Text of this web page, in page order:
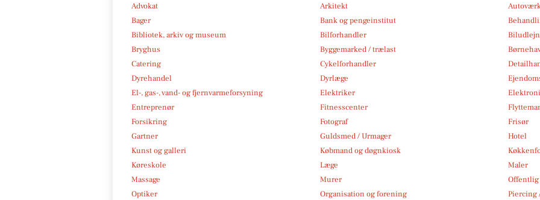
Advokat Arkitekt
Bager
Bank og pengeinstitut
Bibliotek, arkiv og museum
Bilforhandler
Bryghus
Byggemarked / trælast
Catering
Cykelforhandler
Dyrehandel
Dyrlæge
El-, gas-, vand- og fjernvarmeforsyning
Elektriker
Entreprenør
Fitnesscenter
Forsikring
Fotograf
Frisør
Gartner
Guldsmed / Urmager
Hotel
Kunst og galleri
Købmand og døgnkiosk
Køreskole
Læge
Maler
Massage
Murer
Optiker
Organisation og forening
Piercing